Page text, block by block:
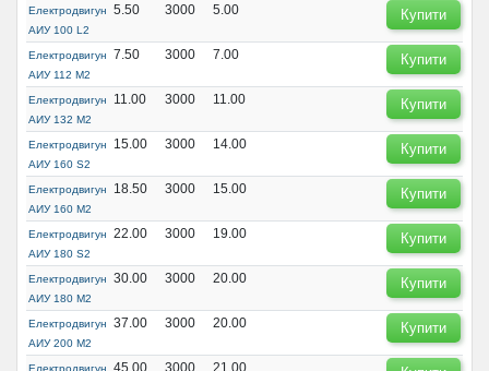
Електродвигун
АИУ 100 L2
5.50 3000 5.00 Купити
Електродвигун
АИУ 112 М2
7.50 3000 7.00 Купити
Електродвигун
АИУ 132 М2
11.00 3000 11.00 Купити
Електродвигун
АИУ 160 S2
15.00 3000 14.00 Купити
Електродвигун
АИУ 160 М2
18.50 3000 15.00 Купити
Електродвигун
АИУ 180 S2
22.00 3000 19.00 Купити
Електродвигун
АИУ 180 М2
30.00 3000 20.00 Купити
Електродвигун
АИУ 200 М2
37.00 3000 20.00 Купити
Електродвигун
45.00 3000 21.00